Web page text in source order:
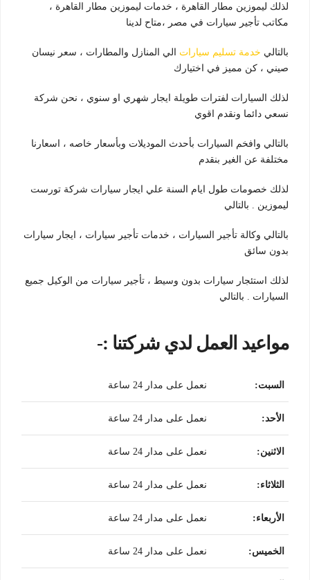
لذلك ليموزين مطار القاهرة ، خدمات ليموزين مطار القاهرة ،
مكاتب تأجير سيارات في مصر ،متاح لدينا
بالتالي خدمة تسليم سيارات الي المنازل والمطارات ، سعر نيسان
صيني ، كن مميز في اختيارك
لذلك السيارات لفترات طويلة ايجار شهري او سنوي ، نحن شركة
نسعي دائما ونقدم اقوي
بالتالي وافخم السيارات بأحدث الموديلات وبأسعار خاصه ، اسعارنا
مختلفة عن الغير بنقدم
لذلك خصومات طول ايام السنة علي ايجار سيارات شركة تورست
ليموزين . بالتالي
بالتالي وكالة تأجير السيارات ، خدمات تأجير سيارات ، ايجار سيارات
بدون سائق
لذلك استئجار سيارات بدون وسيط ، تأجير سيارات من الوكيل جميع
السيارات . بالتالي
مواعيد العمل لدي شركتنا :-
السبت: نعمل على مدار 24 ساعة
الأحد: نعمل على مدار 24 ساعة
الاثنين: نعمل على مدار 24 ساعة
الثلاثاء: نعمل على مدار 24 ساعة
الأربعاء: نعمل على مدار 24 ساعة
الخميس: نعمل على مدار 24 ساعة